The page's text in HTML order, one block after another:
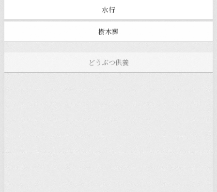
水行
樹木葬
本昌寺フェスタ